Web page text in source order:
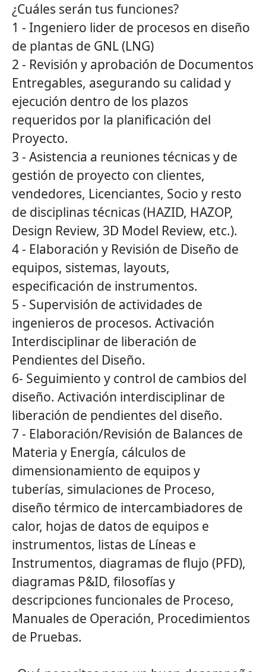
¿Cuáles serán tus funciones?
1 - Ingeniero lider de procesos en diseño
de plantas de GNL (LNG)
2 - Revisión y aprobación de Documentos
Entregables, asegurando su calidad y
ejecución dentro de los plazos
requeridos por la planificación del
Proyecto.
3 - Asistencia a reuniones técnicas y de
gestión de proyecto con clientes,
vendedores, Licenciantes, Socio y resto
de disciplinas técnicas (HAZID, HAZOP,
Design Review, 3D Model Review, etc.).
4 - Elaboración y Revisión de Diseño de
equipos, sistemas, layouts,
especificación de instrumentos.
5 - Supervisión de actividades de
ingenieros de procesos. Activación
Interdisciplinar de liberación de
Pendientes del Diseño.
6- Seguimiento y control de cambios del
diseño. Activación interdisciplinar de
liberación de pendientes del diseño.
7 - Elaboración/Revisión de Balances de
Materia y Energía, cálculos de
dimensionamiento de equipos y
tuberías, simulaciones de Proceso,
diseño térmico de intercambiadores de
calor, hojas de datos de equipos e
instrumentos, listas de Líneas e
Instrumentos, diagramas de flujo (PFD),
diagramas P&ID, filosofías y
descripciones funcionales de Proceso,
Manuales de Operación, Procedimientos
de Pruebas.